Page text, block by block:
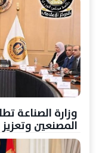
وزارة الصناعة
المصنعين